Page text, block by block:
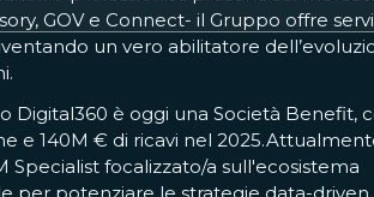
GOV e Connect- il Gruppo offre
un vero abilitatore
Digital360 è oggi una Società Benefit,
e 140M € di ricavi nel
Specialist focalizzato/a sull'ecosistema
per potenziare le strategie data-driven